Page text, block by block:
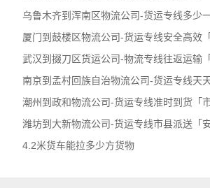
乌鲁木齐到浑南区物流公司-货运专线多少
厦门到鼓楼区物流公司-货运专线安全高效
武汉到掇刀区货运公司-物流专线往返运输
南京到孟村回族自治物流公司-货运专线天
潮州到政和物流公司-货运专线准时到货「
潍坊到大新物流公司-货运专线市县派送「
4.2米货车能拉多少方货物